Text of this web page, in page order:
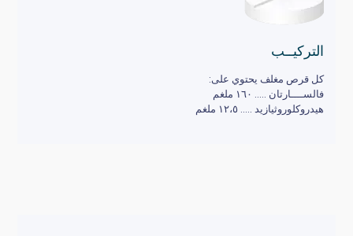
التركيــب
كل قرص مغلف يحتوي على:
فالســــارتان ….. ١٦٠ ملغم
هيدروكلوروثيازيد ….. ١٢،٥ ملغم